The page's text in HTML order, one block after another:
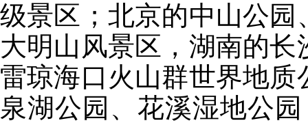
级景区；北京的中山公
大明山风景区，湖南的
雷琼海口火山群世界地
泉湖公园、花溪湿地公